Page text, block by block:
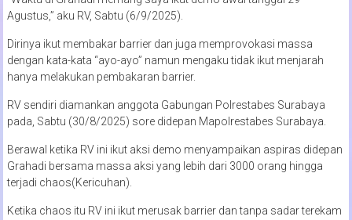
Agustus,” aku RV, Sabtu (6/9/2025).
Dirinya ikut membakar barrier dan juga memprovokasi massa
dengan kata-kata “ayo-ayo” namun mengaku tidak ikut menjarah
hanya melakukan pembakaran barrier.
RV sendiri diamankan anggota Gabungan Polrestabes Surabaya
pada, Sabtu (30/8/2025) sore didepan Mapolrestabes Surabaya.
Berawal ketika RV ini ikut aksi demo menyampaikan aspiras didepan
Grahadi bersama massa aksi yang lebih dari 3000 orang hingga
terjadi chaos(Kericuhan).
Ketika chaos itu RV ini ikut merusak barrier dan tanpa sadar terekam